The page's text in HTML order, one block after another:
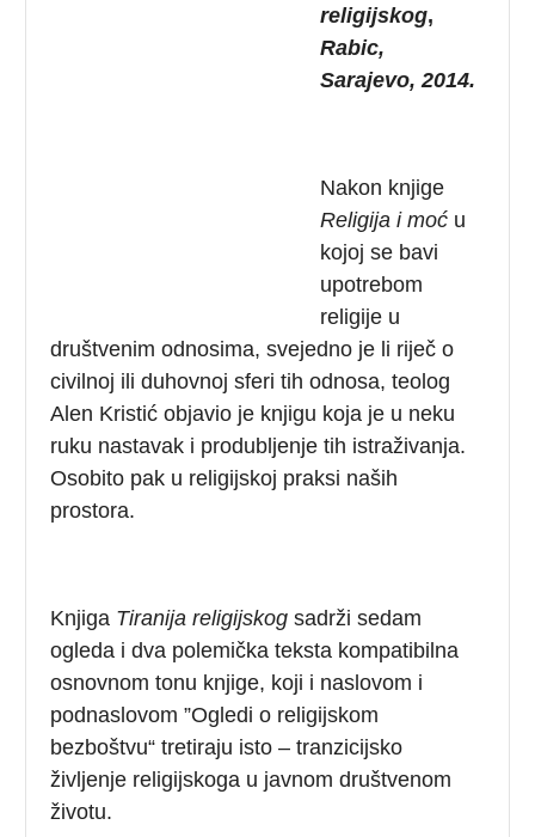
religijskog,
Rabic,
Sarajevo, 2014.
Nakon knjige
Religija i moć u
kojoj se bavi
upotrebom
religije u
društvenim odnosima, svejedno je li riječ o
civilnoj ili duhovnoj sferi tih odnosa, teolog
Alen Kristić objavio je knjigu koja je u neku
ruku nastavak i produbljenje tih istraživanja.
Osobito pak u religijskoj praksi naših
prostora.
Knjiga Tiranija religijskog sadrži sedam
ogleda i dva polemička teksta kompatibilna
osnovnom tonu knjige, koji i naslovom i
podnaslovom ”Ogledi o religijskom
bezboštvu“ tretiraju isto – tranzicijsko
življenje religijskoga u javnom društvenom
životu.